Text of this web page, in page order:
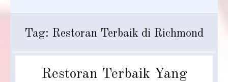
Tag: Restoran Terbaik di Richmond
Restoran Terbaik Yang